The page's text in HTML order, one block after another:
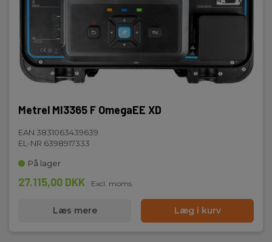
Metrel MI3365 F OmegaEE XD
EAN 3831063439639
EL-NR 6398917333
På lager
27.115,00 DKK Excl. moms
Læs mere Læg i kurv